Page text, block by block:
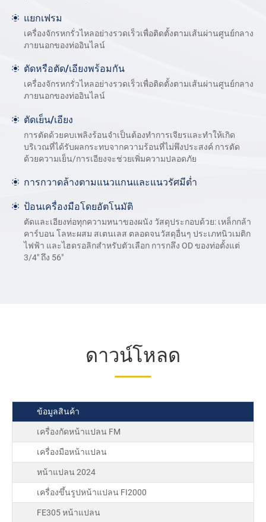
แยกเฟรม
เครื่องจักรหกรั่วไหลอย่างรวดเร็วเพื่อติดตั้งตามเส้นผ่านศูนย์กลาง
ภายนอกของท่ออินไลน์
ตัดหรือตัด/เอียงพร้อมกัน
เครื่องจักรหกรั่วไหลอย่างรวดเร็วเพื่อติดตั้งตามเส้นผ่านศูนย์กลาง
ภายนอกของท่ออินไลน์
ตัดเย็น/เอียง
การตัดด้วยคบเพลิงร้อนจำเป็นต้องทำการเจียรและทำให้เกิด
บริเวณที่ได้รับผลกระทบจากความร้อนที่ไม่พึงประสงค์ การตัด
ด้วยความเย็น/การเอียงจะช่วยเพิ่มความปลอดภัย
การกวาดล้างตามแนวแกนและแนวรัศมีต่ำ
ป้อนเครื่องมือโดยอัตโนมัติ
ตัดและเอียงท่อทุกความหนาของผนัง วัสดุประกอบด้วย: เหล็กกล้า
คาร์บอน โลหะผสม สเตนเลส ตลอดจนวัสดุอื่นๆ ประเภทนิวเมติก
ไฟฟ้า และไฮดรอลิกสำหรับตัวเลือก การกลึง OD ของท่อตั้งแต่
3/4″ ถึง 56″
ดาวน์โหลด
ข้อมูลสินค้า
เครื่องกัดหน้าแปลน FM
เครื่องมือหน้าแปลน
หน้าแปลน 2024
เครื่องขึ้นรูปหน้าแปลน FI2000
FE305 หน้าแปลน